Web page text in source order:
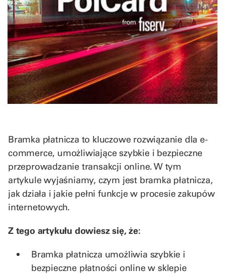
Bramka płatnicza to kluczowe rozwiązanie dla e-
commerce, umożliwiające szybkie i bezpieczne
przeprowadzanie transakcji online. W tym
artykule wyjaśniamy, czym jest bramka płatnicza,
jak działa i jakie pełni funkcje w procesie zakupów
internetowych.
Z tego artykułu dowiesz się, że:
Bramka płatnicza umożliwia szybkie i
bezpieczne płatności online w sklepie